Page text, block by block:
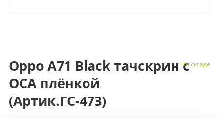
Oppo A71 Black тачскрин с
OCA плёнкой
(Артик.ГС-473)
На складе